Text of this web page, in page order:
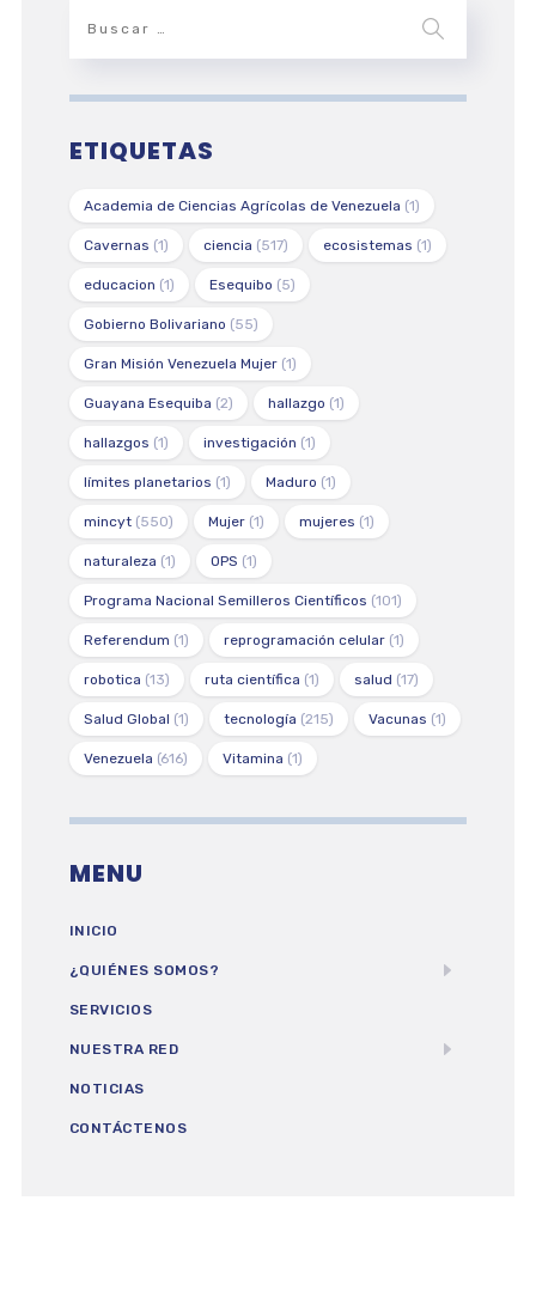
ETIQUETAS
Academia de Ciencias Agrícolas de Venezuela (1)
Cavernas (1) ciencia (517) ecosistemas (1)
educacion (1) Esequibo (5)
Gobierno Bolivariano (55)
Gran Misión Venezuela Mujer(1)
Guayana Esequiba (2) hallazgo (1)
hallazgos (1) investigación (1)
límites planetarios (1) Maduro (1)
mincyt(550) Mujer(1) mujeres (1)
naturaleza (1) OPS (1)
Programa Nacional Semilleros Científicos (101)
Referendum (1) reprogramación celular(1)
robotica (13) ruta científica (1) salud (17)
Salud Global (1) tecnología (215) Vacunas (1)
Venezuela (616) Vitamina (1)
MENU
INICIO
¿QUIÉNES SOMOS?
SERVICIOS
NUESTRA RED
NOTICIAS
CONTÁCTENOS